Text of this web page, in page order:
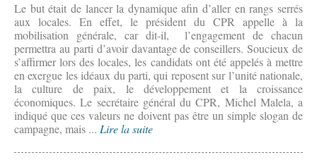
Le but était de lancer la dynamique afin d’aller en rangs serrés
aux locales. En effet, le président du CPR appelle à la
mobilisation générale, car dit-il, l’engagement de chacun
permettra au parti d’avoir davantage de conseillers. Soucieux de
s’affirmer lors des locales, les candidats ont été appelés à mettre
en exergue les idéaux du parti, qui reposent sur l’unité nationale,
la culture de paix, le développement et la croissance
économiques. Le secrétaire général du CPR, Michel Malela, a
indiqué que ces valeurs ne doivent pas être un simple slogan de
campagne, mais ... Lire la suite